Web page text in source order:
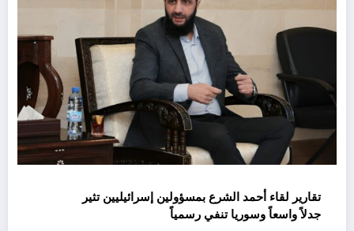
تقارير لقاء أحمد الشرع بمسؤولين إسرائيليين تثير
جدلاً واسعاً وسوريا تنفي رسمياً